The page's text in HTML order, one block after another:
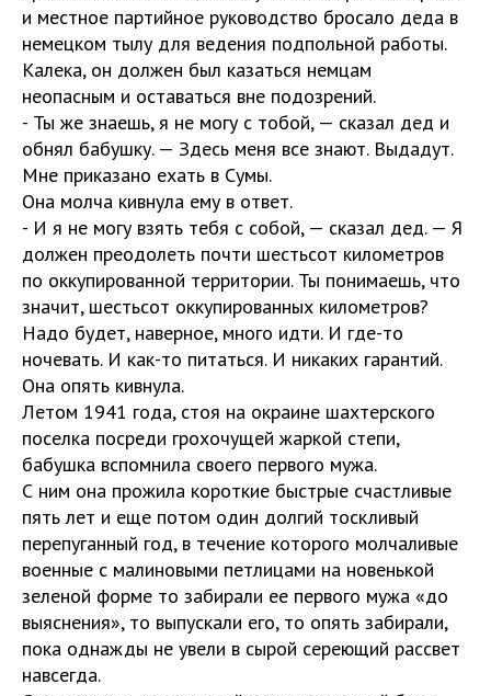
и местное партийное руководство бросало деда в
немецком тылу для ведения подпольной работы.
Калека, он должен был казаться немцам
неопасным и оставаться вне подозрений.
- Ты же знаешь, я не могу с тобой, — сказал дед и
обнял бабушку. — Здесь меня все знают. Выдадут.
Мне приказано ехать в Сумы.
Она молча кивнула ему в ответ.
- И я не могу взять тебя с собой, — сказал дед. — Я
должен преодолеть почти шестьсот километров
по оккупированной территории. Ты понимаешь, что
значит, шестьсот оккупированных километров?
Надо будет, наверное, много идти. И где-то
ночевать. И как-то питаться. И никаких гарантий.
Она опять кивнула.
Летом 1941 года, стоя на окраине шахтерского
поселка посреди грохочущей жаркой степи,
бабушка вспомнила своего первого мужа.
С ним она прожила короткие быстрые счастливые
пять лет и еще потом один долгий тоскливый
перепуганный год, в течение которого молчаливые
военные с малиновыми петлицами на новенькой
зеленой форме то забирали ее первого мужа «до
выяснения», то выпускали его, то опять забирали,
пока однажды не увели в сырой сереющий рассвет
навсегда.